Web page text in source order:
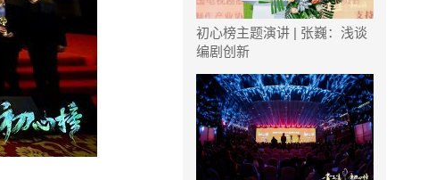
初心榜主题演讲 | 张巍：浅谈
编剧创新